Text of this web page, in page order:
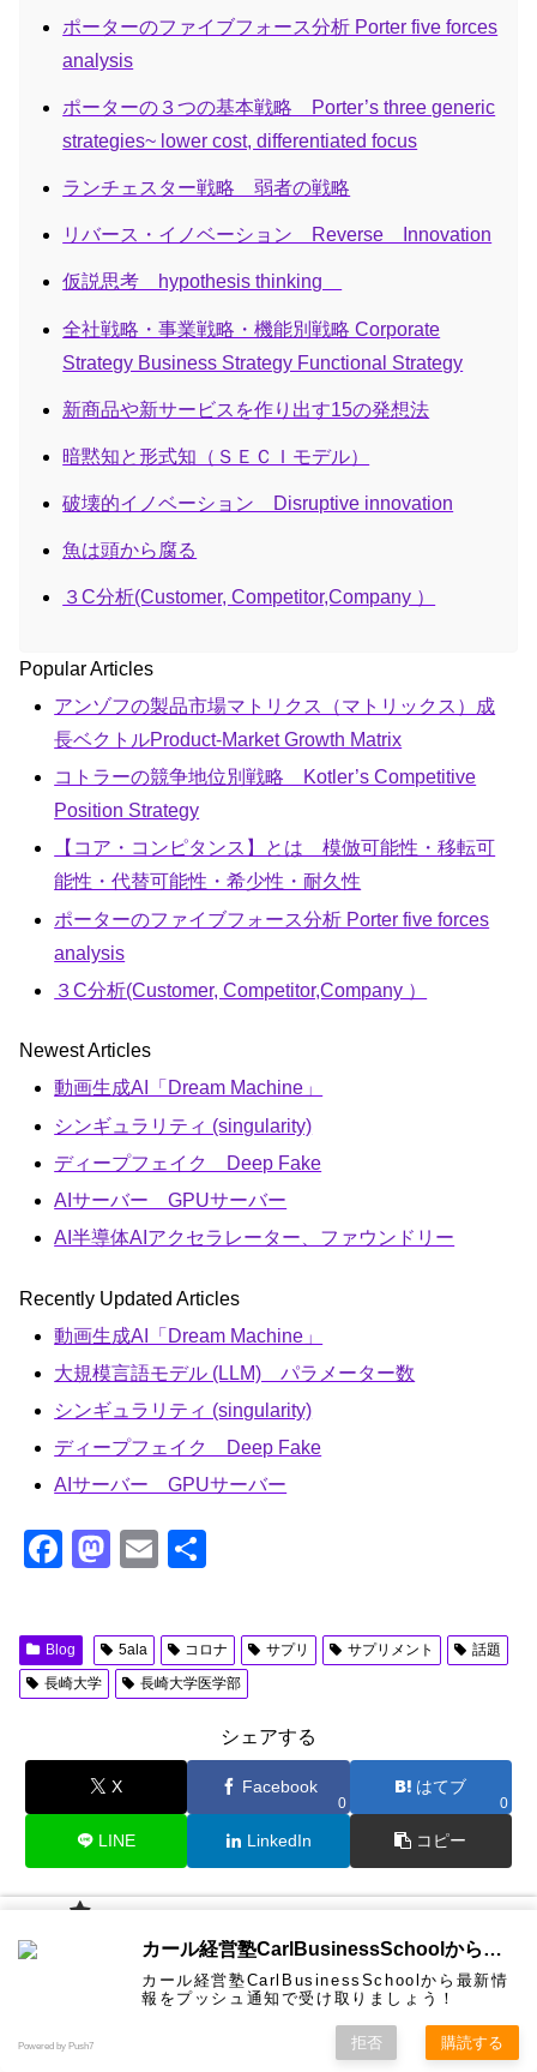
ポーターのファイブフォース分析 Porter five forces
analysis
ポーターの３つの基本戦略 Porter’s three generic
strategies~ lower cost, differentiated focus
ランチェスター戦略 弱者の戦略
リバース・イノベーション Reverse Innovation
仮説思考 hypothesis thinking
全社戦略・事業戦略・機能別戦略 Corporate
Strategy Business Strategy Functional Strategy
新商品や新サービスを作り出す15の発想法
暗黙知と形式知（ＳＥＣＩモデル）
破壊的イノベーション Disruptive innovation
魚は頭から腐る
３C分析(Customer, Competitor,Company ）
Popular Articles
アンゾフの製品市場マトリクス（マトリックス）成
長ベクトルProduct-Market Growth Matrix
コトラーの競争地位別戦略 Kotler’s Competitive
Position Strategy
【コア・コンピタンス】とは 模倣可能性・移転可
能性・代替可能性・希少性・耐久性
ポーターのファイブフォース分析 Porter five forces
analysis
３C分析(Customer, Competitor,Company ）
Newest Articles
動画生成AI「Dream Machine」
シンギュラリティ (singularity)
ディープフェイク Deep Fake
AIサーバー GPUサーバー
AI半導体AIアクセラレーター、ファウンドリー
Recently Updated Articles
動画生成AI「Dream Machine」
大規模言語モデル (LLM) パラメーター数
シンギュラリティ (singularity)
ディープフェイク Deep Fake
AIサーバー GPUサーバー
F
c
e
b
k
M
st
o
d
n
E
ail
Blog 5ala コロナ サプリ サプリメント
話題
長崎大学
長崎大学医学部
シェアする
X Facebook
0
はてブ
0
LINE LinkedIn コピー
ばれまし
コンサル
ティング
経営学用
語集
認定コン
サルタン
無料メル
マガ！
★カール
経営塾動
お問い合
わせ
★熱海風
水＆グリ
プライバ
カール経営塾CarlBusinessSchoolから通知を受け取る
カール経営塾CarlBusinessSchoolから最新情
報をプッシュ通知で受け取りましょう！
Powered by Push7 拒否 購読する